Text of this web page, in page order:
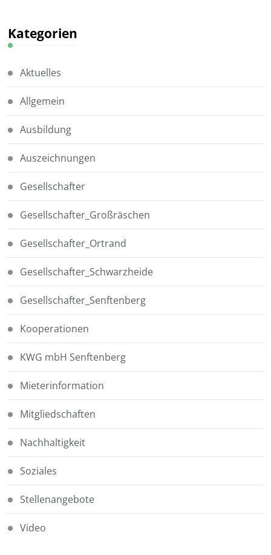
Kategorien
Aktuelles
Allgemein
Ausbildung
Auszeichnungen
Gesellschafter
Gesellschafter_Großräschen
Gesellschafter_Ortrand
Gesellschafter_Schwarzheide
Gesellschafter_Senftenberg
Kooperationen
KWG mbH Senftenberg
Mieterinformation
Mitgliedschaften
Nachhaltigkeit
Soziales
Stellenangebote
Video